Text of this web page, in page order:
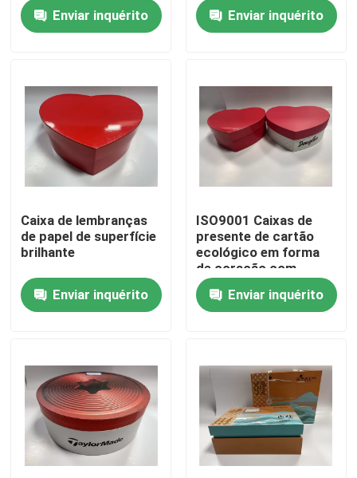
Para casa
vídeos
Sobre nós
Visita à fábrica
Notícias
Solicite um orçamento
Caixa de presente de papel
de presente
Enviar inquérito
personalizadas em
papelãoEnviar inquérito
Caixa de lembranças
de papel de superfície
brilhante
Enviar inquérito
ISO9001 Caixas de
presente de cartão
ecológico em forma
de coração com
impressão a cores
pontuaisEnviar inquérito